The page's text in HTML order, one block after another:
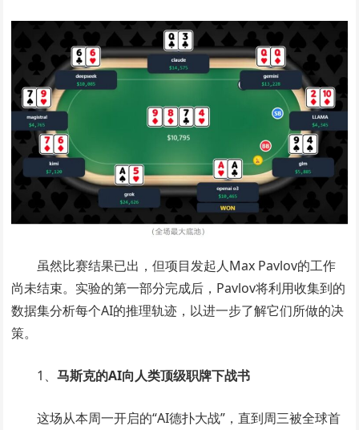
虽然比赛结果已出，但项目发起人Max Pavlov的工作
尚未结束。实验的第一部分完成后，Pavlov将利用收集到的
数据集分析每个AI的推理轨迹，以进一步了解它们所做的决
策。
1、马斯克的AI向人类顶级职牌下战书
这场从本周一开启的“AI德扑大战”，直到周三被全球首